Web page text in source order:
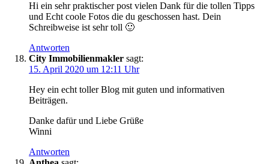
Hi ein sehr praktischer post vielen Dank für die tollen Tipps
und Echt coole Fotos die du geschossen hast. Dein
Schreibweise ist sehr toll 🙂
Antworten
City Immobilienmakler sagt:
15. April 2020 um 12:11 Uhr
Hey ein echt toller Blog mit guten und informativen
Beiträgen.
Danke dafür und Liebe Grüße
Winni
Antworten